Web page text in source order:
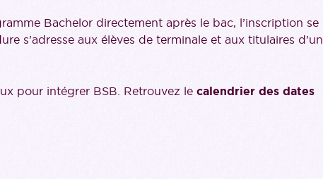
Bachelor directement après le bac, l’inscription se
s’adresse aux élèves de terminale et aux titulaires d’un
pour intégrer BSB. Retrouvez le calendrier des dates